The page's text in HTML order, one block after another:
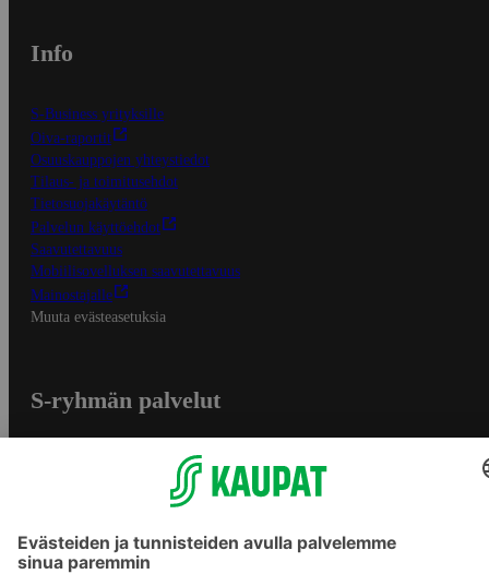
Info
S-Business yrityksille
Oiva-raportit
Osuuskauppojen yhteystiedot
Tilaus- ja toimitusehdot
Tietosuojakäytäntö
Palvelun käyttöehdot
Saavutettavuus
Mobiilisovelluksen saavutettavuus
Mainostajalle
Muuta evästeasetuksia
S-ryhmän palvelut
Yhteishyvä Ruoka -sovellus
S-ostoslista -sovellus
Prisma.fi